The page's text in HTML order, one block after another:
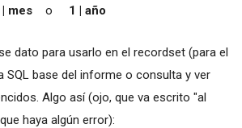
| meso 1 | año
dato para usarlo en el recordset (para el
SQL base del informe o consulta y ver
Algo así (ojo, que va escrito "al
haya algún error):